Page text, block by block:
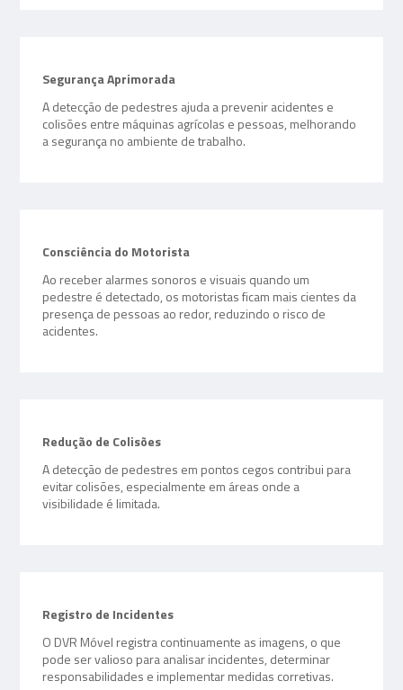
Segurança Aprimorada
A detecção de pedestres ajuda a prevenir acidentes e
colisões entre máquinas agrícolas e pessoas, melhorando
a segurança no ambiente de trabalho.
Consciência do Motorista
Ao receber alarmes sonoros e visuais quando um
pedestre é detectado, os motoristas ficam mais cientes da
presença de pessoas ao redor, reduzindo o risco de
acidentes.
Redução de Colisões
A detecção de pedestres em pontos cegos contribui para
evitar colisões, especialmente em áreas onde a
visibilidade é limitada.
Registro de Incidentes
O DVR Móvel registra continuamente as imagens, o que
pode ser valioso para analisar incidentes, determinar
responsabilidades e implementar medidas corretivas.